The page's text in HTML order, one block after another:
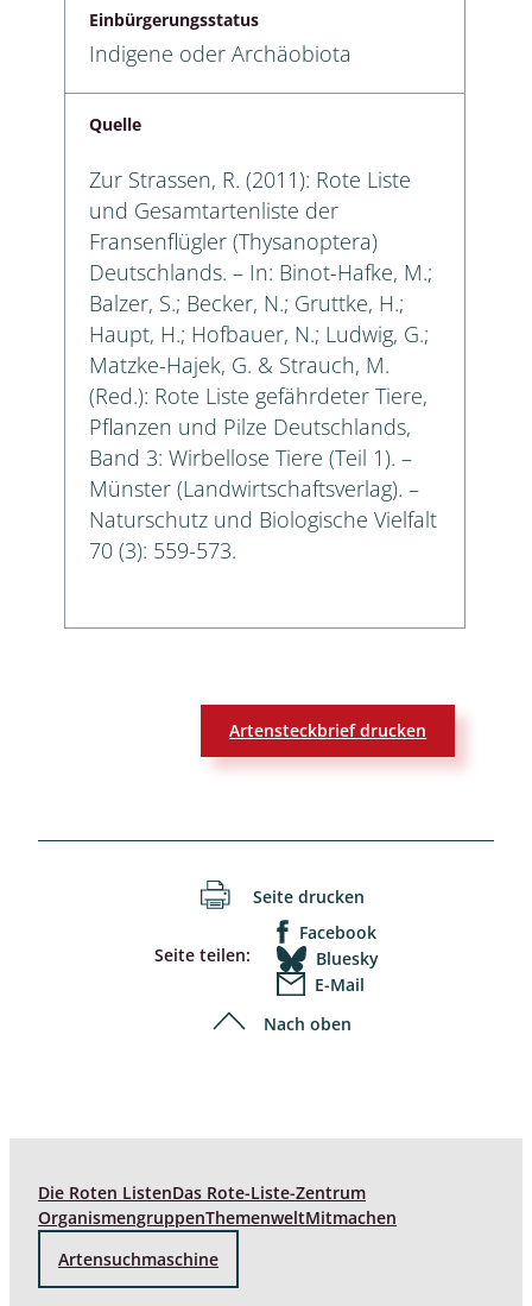
Einbürgerungsstatus
Indigene oder Archäobiota
Quelle
Zur Strassen, R. (2011): Rote Liste
und Gesamtartenliste der
Fransenflügler (Thysanoptera)
Deutschlands. – In: Binot-Hafke, M.;
Balzer, S.; Becker, N.; Gruttke, H.;
Haupt, H.; Hofbauer, N.; Ludwig, G.;
Matzke-Hajek, G. & Strauch, M.
(Red.): Rote Liste gefährdeter Tiere,
Pflanzen und Pilze Deutschlands,
Band 3: Wirbellose Tiere (Teil 1). –
Münster (Landwirtschaftsverlag). –
Naturschutz und Biologische Vielfalt
70 (3): 559-573.
Artensteckbrief drucken
Seite drucken
Seite teilen:
Facebook
Bluesky
E-Mail
Nach oben
Die Roten ListenDas Rote-Liste-Zentrum
OrganismengruppenThemenweltMitmachen
Artensuchmaschine